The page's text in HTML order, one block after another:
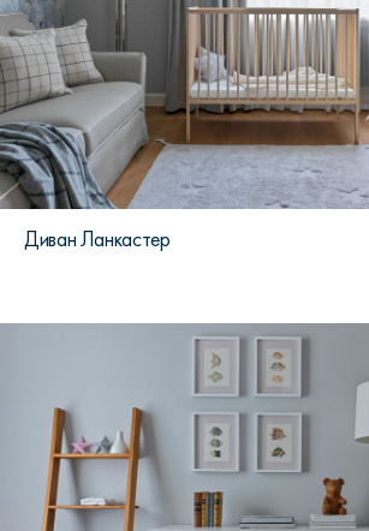
Диван Ланкастер